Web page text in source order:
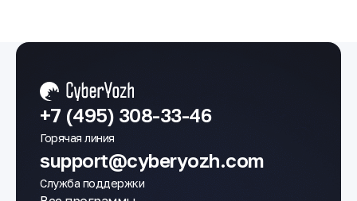
+7 (495) 308-33-46
Горячая линия
support@cyberyozh.com
Служба поддержки